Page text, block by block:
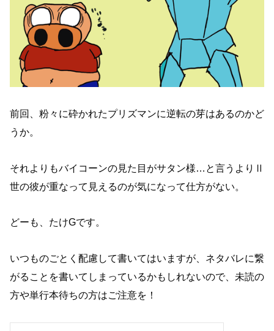
前回、粉々に砕かれたプリズマンに逆転の芽はあるのかど
うか。
それよりもバイコーンの見た目がサタン様…と言うよりⅡ
世の彼が重なって見えるのが気になって仕方がない。
どーも、たけGです。
いつものごとく配慮して書いてはいますが、ネタバレに繋
がることを書いてしまっているかもしれないので、未読の
方や単行本待ちの方はご注意を！